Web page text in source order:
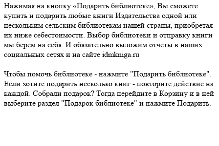
Нажимая на кнопку «Подарить библиотеке», Вы сможете
купить и подарить любые книги Издательства одной или
нескольким сельским библиотекам нашей страны, приобретая
их ниже себестоимости. Выбор библиотеки и отправку книги
мы берем на себя. И обязательно выложим отчеты в наших
социальных сетях и на сайте idmkniga.ru
Чтобы помочь библиотеке - нажмите "Подарить библиотеке".
Если хотите подарить несколько книг - повторите действие на
каждой. Собрали подарок? Тогда перейдите в Корзину и в ней
выберите раздел "Подарок библиотеке" и нажмите Подарить.